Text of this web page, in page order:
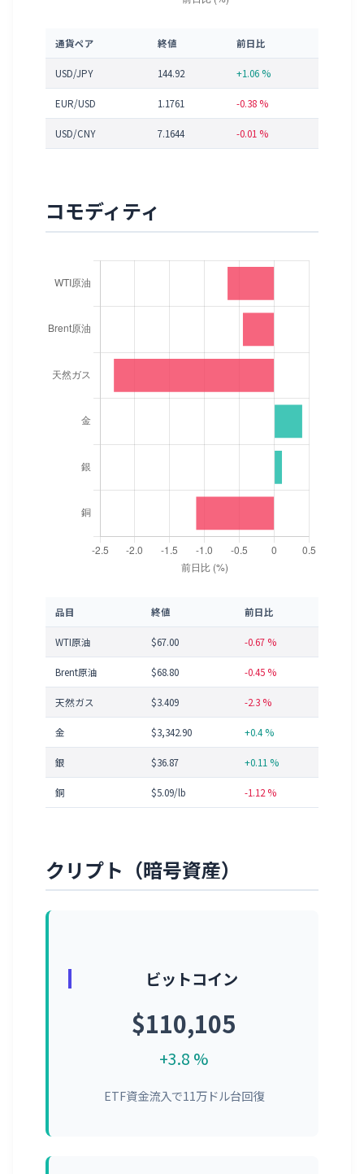
通貨ペア 終値 前日比
USD/JPY 144.92 +1.06 %
EUR/USD 1.1761 -0.38 %
USD/CNY 7.1644 -0.01 %
コモディティ
品目 終値 前日比
WTI原油 $67.00 -0.67 %
Brent原油 $68.80 -0.45 %
天然ガス $3.409 -2.3 %
金 $3,342.90 +0.4 %
銀 $36.87 +0.11 %
銅 $5.09/lb -1.12 %
クリプト（暗号資産）
ビットコイン
$110,105
+3.8 %
ETF資金流入で11万ドル台回復